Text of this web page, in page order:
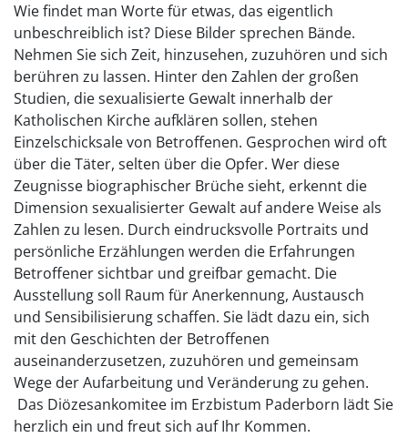
Wie findet man Worte für etwas, das eigentlich
unbeschreiblich ist? Diese Bilder sprechen Bände.
Nehmen Sie sich Zeit, hinzusehen, zuzuhören und sich
berühren zu lassen. Hinter den Zahlen der großen
Studien, die sexualisierte Gewalt innerhalb der
Katholischen Kirche aufklären sollen, stehen
Einzelschicksale von Betroffenen. Gesprochen wird oft
über die Täter, selten über die Opfer. Wer diese
Zeugnisse biographischer Brüche sieht, erkennt die
Dimension sexualisierter Gewalt auf andere Weise als
Zahlen zu lesen. Durch eindrucksvolle Portraits und
persönliche Erzählungen werden die Erfahrungen
Betroffener sichtbar und greifbar gemacht. Die
Ausstellung soll Raum für Anerkennung, Austausch
und Sensibilisierung schaffen. Sie lädt dazu ein, sich
mit den Geschichten der Betroffenen
auseinanderzusetzen, zuzuhören und gemeinsam
Wege der Aufarbeitung und Veränderung zu gehen.
Das Diözesankomitee im Erzbistum Paderborn lädt Sie
herzlich ein und freut sich auf Ihr Kommen.